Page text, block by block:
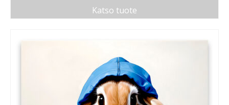
Katso tuote